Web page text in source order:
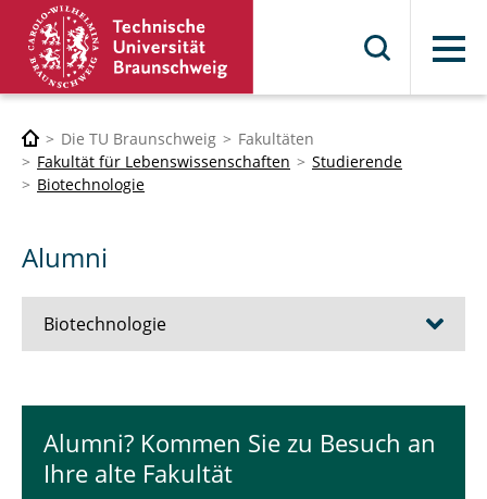
Menü
Die TU Braunschweig
Fakultäten
Fakultät für Lebenswissenschaften
Studierende
Biotechnologie
Alumni
Biotechnologie
Studiendekanat
Alumni? Kommen Sie zu Besuch an
Ihre alte Fakultät